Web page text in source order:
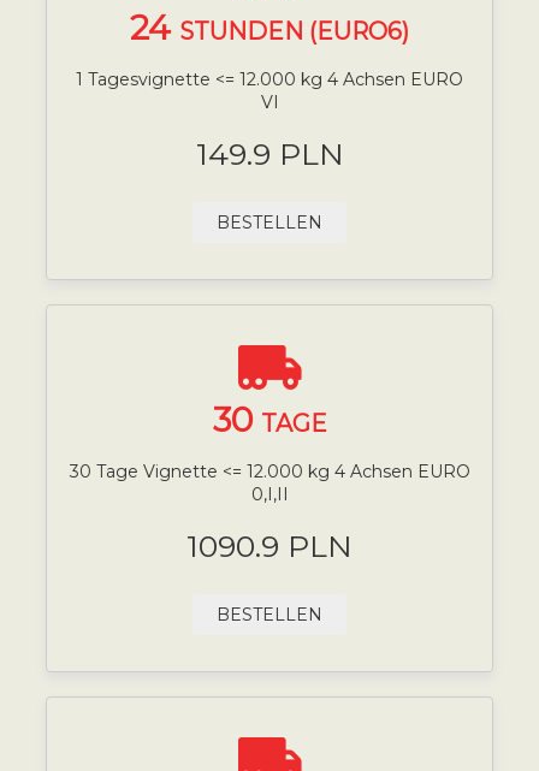
24 STUNDEN (EURO6)
1 Tagesvignette <= 12.000 kg 4 Achsen EURO
VI
149.9 PLN
BESTELLEN
30 TAGE
30 Tage Vignette <= 12.000 kg 4 Achsen EURO
0,I,II
1090.9 PLN
BESTELLEN